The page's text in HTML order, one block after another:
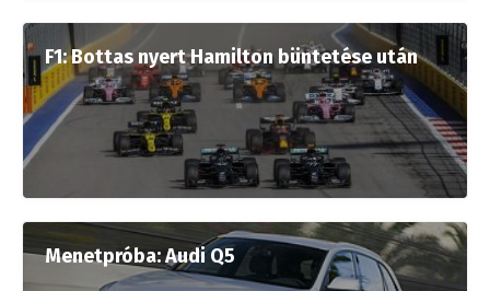
F1: Bottas nyert Hamilton büntetése után
Menetpróba: Audi Q5